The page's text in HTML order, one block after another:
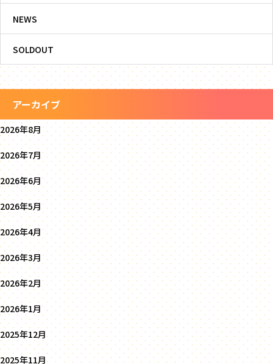
NEWS
SOLDOUT
アーカイブ
2026年8月
2026年7月
2026年6月
2026年5月
2026年4月
2026年3月
2026年2月
2026年1月
2025年12月
2025年11月